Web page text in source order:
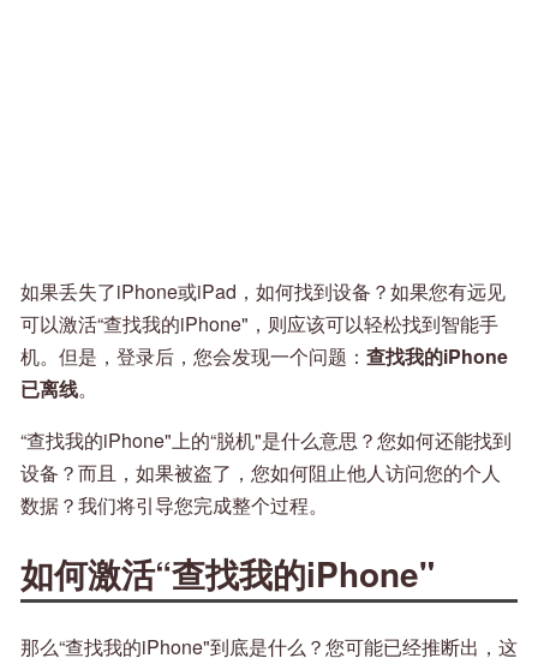
如果丢失了iPhone或iPad，如何找到设备？如果您有远见
可以激活“查找我的iPhone"，则应该可以轻松找到智能手
机。但是，登录后，您会发现一个问题： 查找我的iPhone
已离线。
“查找我的iPhone"上的“脱机"是什么意思？您如何还能找到
设备？而且，如果被盗了，您如何阻止他人访问您的个人
数据？我们将引导您完成整个过程。
如何激活“查找我的iPhone"
那么“查找我的iPhone"到底是什么？您可能已经推断出，这